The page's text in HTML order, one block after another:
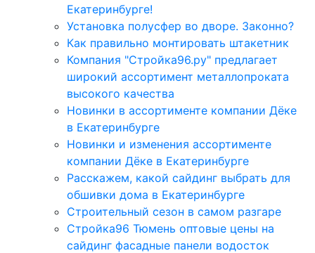
Екатеринбурге!
Установка полусфер во дворе. Законно?
Как правильно монтировать штакетник
Компания "Стройка96.ру" предлагает
широкий ассортимент металлопроката
высокого качества
Новинки в ассортименте компании Дёке
в Екатеринбурге
Новинки и изменения ассортименте
компании Дёке в Екатеринбурге
Расскажем, какой сайдинг выбрать для
обшивки дома в Екатеринбурге
Строительный сезон в самом разгаре
Стройка96 Тюмень оптовые цены на
сайдинг фасадные панели водосток